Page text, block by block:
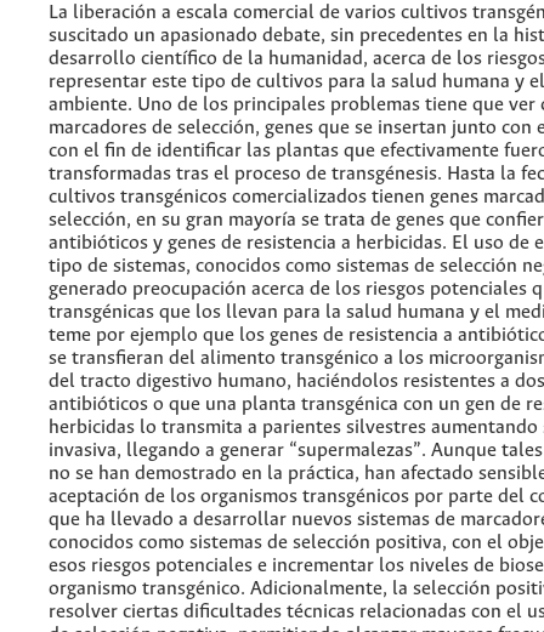
La liberación a escala comercial de varios cultivos
suscitado un apasionado debate, sin precedentes en la
desarrollo científico de la humanidad, acerca de los
representar este tipo de cultivos para la salud humana y
ambiente. Uno de los principales problemas tiene que ver
marcadores de selección, genes que se insertan junto con
con el fin de identificar las plantas que efectivamente
transformadas tras el proceso de transgénesis. Hasta la
cultivos transgénicos comercializados tienen genes
selección, en su gran mayoría se trata de genes que
antibióticos y genes de resistencia a herbicidas. El uso de
tipo de sistemas, conocidos como sistemas de selección
generado preocupación acerca de los riesgos potenciales
transgénicas que los llevan para la salud humana y el
teme por ejemplo que los genes de resistencia a
se transfieran del alimento transgénico a los
del tracto digestivo humano, haciéndolos resistentes a
antibióticos o que una planta transgénica con un gen de
herbicidas lo transmita a parientes silvestres aumentando
invasiva, llegando a generar “supermalezas”. Aunque
no se han demostrado en la práctica, han afectado
aceptación de los organismos transgénicos por parte del
que ha llevado a desarrollar nuevos sistemas de
conocidos como sistemas de selección positiva, con el
esos riesgos potenciales e incrementar los niveles de
organismo transgénico. Adicionalmente, la selección
resolver ciertas dificultades técnicas relacionadas con el